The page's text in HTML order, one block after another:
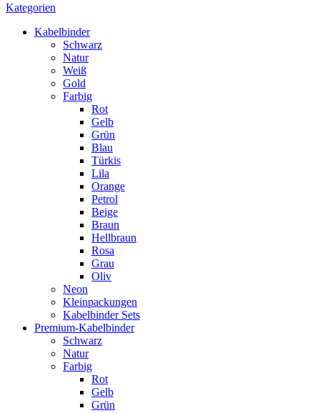
Kategorien
Kabelbinder
Schwarz
Natur
Weiß
Gold
Farbig
Rot
Gelb
Grün
Blau
Türkis
Lila
Orange
Petrol
Beige
Braun
Hellbraun
Rosa
Grau
Oliv
Neon
Kleinpackungen
Kabelbinder Sets
Premium-Kabelbinder
Schwarz
Natur
Farbig
Rot
Gelb
Grün